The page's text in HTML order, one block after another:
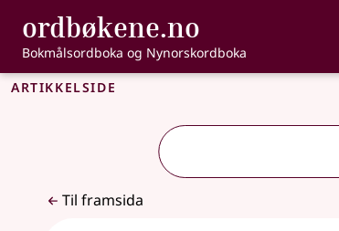
Gå til hovudinnhald
Tilgjenge
ordbøkene.no ,
Bokmålsordboka og Nynorskordboka
Artikkelside
Til framsida